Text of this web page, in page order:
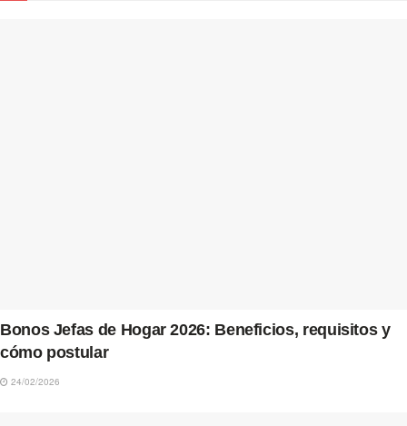
Bonos Jefas de Hogar 2026: Beneficios, requisitos y
cómo postular
24/02/2026